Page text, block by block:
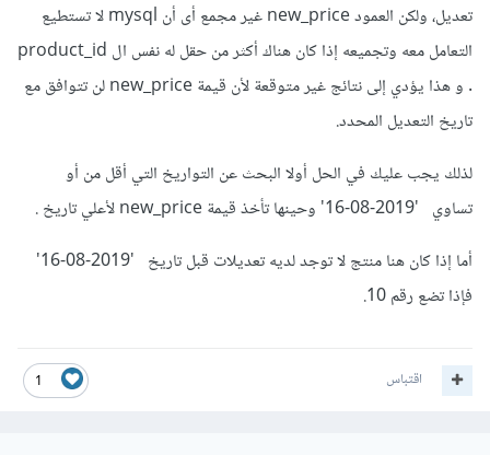
تعديل، ولكن العمود new_price غير مجمع أى أن mysql لا تستطيع
التعامل معه وتجميعه إذا كان هناك أكثر من حقل له نفس ال product_id
. و هذا يؤدي إلى نتائج غير متوقعة لأن قيمة new_price لن تتوافق مع
تاريخ التعديل المحدد.
لذلك يجب عليك في الحل أولا البحث عن التواريخ التي أقل من أو
تساوي '2019-08-16' وحينها تأخذ قيمة new_price لأعلي تاريخ .
أما إذا كان هنا منتج لا توجد لديه تعديلات قبل تاريخ '2019-08-16'
فإذا تضع رقم 10.
1 اقتباس